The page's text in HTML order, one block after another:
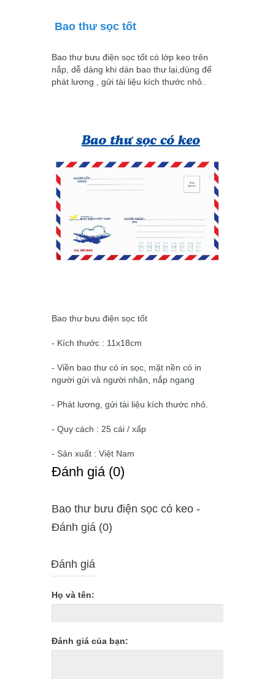
Bao thư sọc tốt
Bao thư bưu điện sọc tốt có lớp keo trên
nắp, dễ dàng khi dán bao thư lại,dùng để
phát lương , gửi tài liệu kích thước nhỏ..
Bao thư bưu điện sọc tốt
- Kích thước : 11x18cm
- Viền bao thư có in sọc, mặt nền có in
người gửi và người nhận, nắp ngang
- Phát lương, gửi tài liệu kích thước nhỏ.
- Quy cách : 25 cái / xấp
- Sản xuất : Việt Nam
Ðánh giá (0)
Bao thư bưu điện sọc có keo -
Ðánh giá (0)
Đánh giá
Họ và tên:
Đánh giá của bạn: